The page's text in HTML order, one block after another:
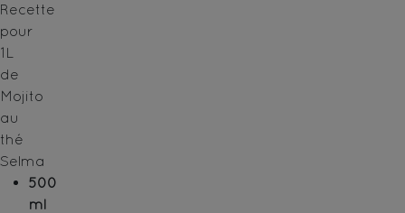
Recette
pour
1L
de
Mojito
au
thé
Selma
500
ml